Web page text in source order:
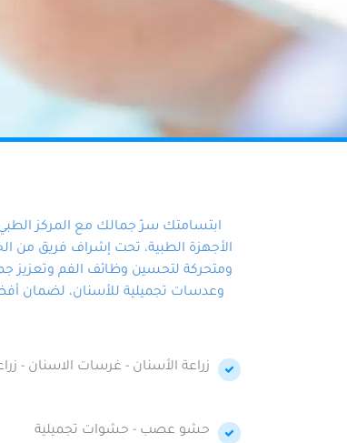
ابتسامتك سرّ جمالك مع المركز
الأجهزة الطبية، تحت إشراف فريق من
ومتحركة لتحسين وظائف الفم وتعزيز
وعدسات تجميلية للأسنان، لضمان
زراعة الأسنان - غرسات الاسنان -
حشو عصب - حشوات تجميلية